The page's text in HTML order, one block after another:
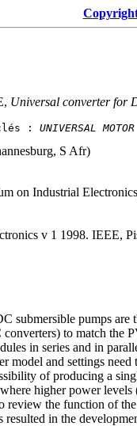
Universal converter for
:
UNIVERSAL
S Afr)
on Industrial
v 1 1998. IEEE,
submersible pumps are
to match the
in series and in
model and settings need
of producing a
higher power levels
review the function of the
in the